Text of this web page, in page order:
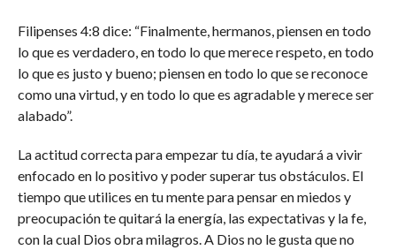
Filipenses 4:8 dice: “Finalmente, hermanos, piensen en todo
lo que es verdadero, en todo lo que merece respeto, en todo
lo que es justo y bueno; piensen en todo lo que se reconoce
como una virtud, y en todo lo que es agradable y merece ser
alabado”.
La actitud correcta para empezar tu día, te ayudará a vivir
enfocado en lo positivo y poder superar tus obstáculos. El
tiempo que utilices en tu mente para pensar en miedos y
preocupación te quitará la energía, las expectativas y la fe,
con la cual Dios obra milagros. A Dios no le gusta que no